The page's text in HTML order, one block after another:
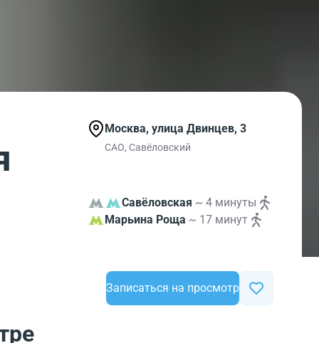
Москва, улица Двинцев, 3
САО, Савёловский
Савёловская ~ 4 минуты
Марьина Роща ~ 17 минут
Записаться на просмотр